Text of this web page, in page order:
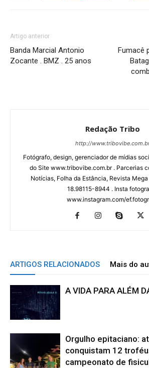
Artigo anterior
Banda Marcial Antonio
Zocante . BMZ . 25 anos
Fumacê
Redação Tribo
http://
Fotógrafo, design, gerenciador de mídias
do Site www.tribovibe.com.br . Parcerias
Notícias, Folha da Estância, Revista
18.98115-8944 . Insta
www.instagram.com/
ARTIGOS RELACIONADOS Mais do
A VIDA PARA ALÉM
Orgulho epitaciano:
conquistam 12
campeonato de